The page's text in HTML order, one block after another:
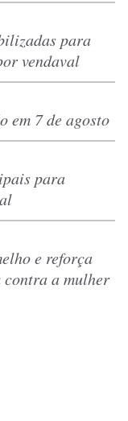
para
vendaval
em 7 de agosto
para
e reforça
contra a mulher